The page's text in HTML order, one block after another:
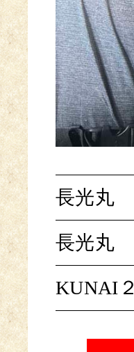
長光丸
長光丸
KUNAI２